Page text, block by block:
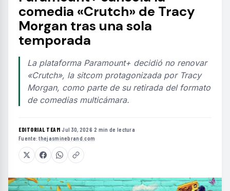
comedia «Crutch» de Tracy
Morgan tras una sola
temporada
La plataforma Paramount+ decidió no renovar
«Crutch», la sitcom protagonizada por Tracy
Morgan, como parte de su retirada del formato
de comedias multicámara.
EDITORIAL TEAM·Jul 30, 2026·2 min de lectura·
Fuente:thejasminebrand.com